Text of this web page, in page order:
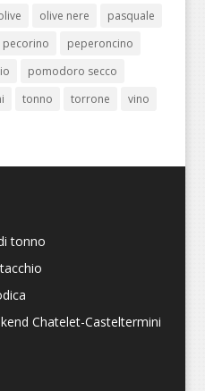
olive nere
pasquale
pecorino
peperoncino
pomodoro secco
tonno torrone vino
tonno
Chatelet-Casteltermini